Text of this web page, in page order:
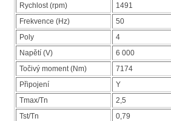
Rychlost (rpm)
1491
Frekvence (Hz)
50
Poly
4
Napětí (V)
6 000
Točivý moment (Nm)
7174
Připojení
Y
Tmax/Tn
2,5
Tst/Tn
0,79